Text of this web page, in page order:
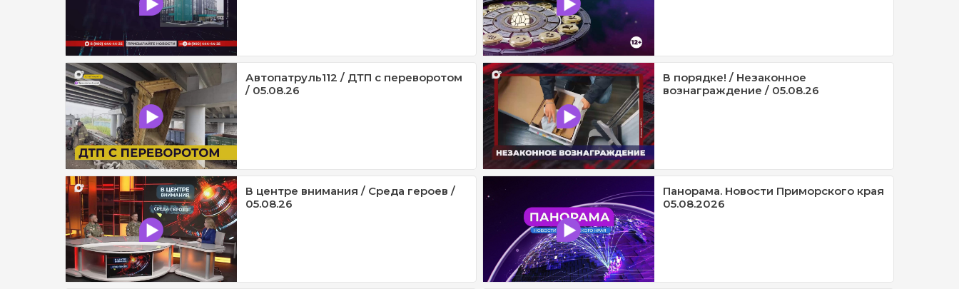
Автопатруль112 / ДТП с переворотом
/ 05.08.26
В порядке! / Незаконное
вознаграждение / 05.08.26
В центре внимания / Среда героев /
05.08.26
Панорама. Новости Приморского края
05.08.2026